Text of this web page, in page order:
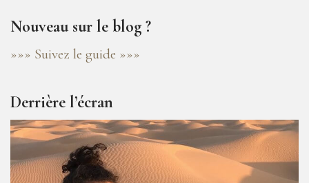
Nouveau sur le blog ?
»»» Suivez le guide »»»
Derrière l’écran